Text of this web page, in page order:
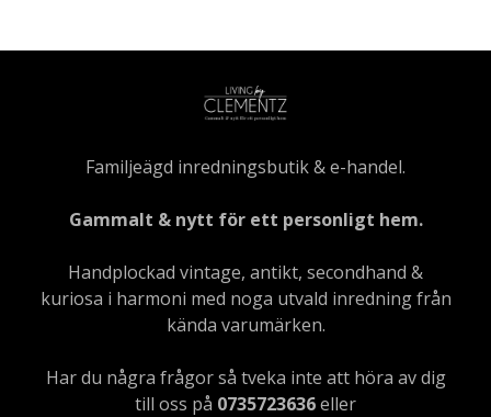
Familjeägd inredningsbutik & e-handel.
Gammalt & nytt för ett personligt hem.
Handplockad vintage, antikt, secondhand &
kuriosa i harmoni med noga utvald inredning från
kända varumärken.
Har du några frågor så tveka inte att höra av dig
till oss på 0735723636eller